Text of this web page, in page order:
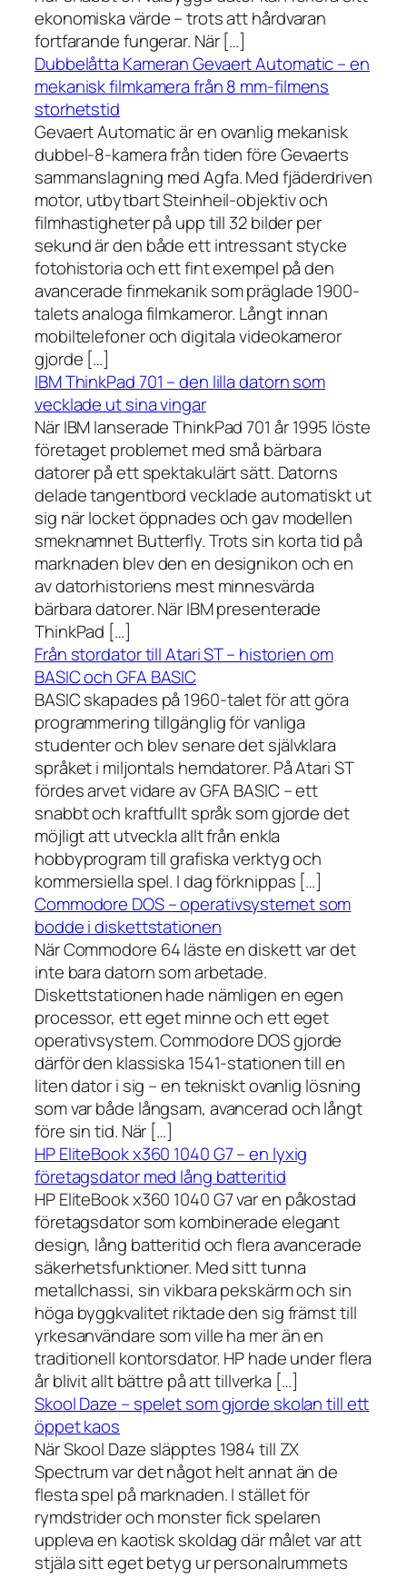
ekonomiska värde – trots att hårdvaran
fortfarande fungerar. När […]
Dubbelåtta Kameran Gevaert Automatic – en
mekanisk filmkamera från 8 mm-filmens
storhetstid
Gevaert Automatic är en ovanlig mekanisk
dubbel-8-kamera från tiden före Gevaerts
sammanslagning med Agfa. Med fjäderdriven
motor, utbytbart Steinheil-objektiv och
filmhastigheter på upp till 32 bilder per
sekund är den både ett intressant stycke
fotohistoria och ett fint exempel på den
avancerade finmekanik som präglade 1900-
talets analoga filmkameror. Långt innan
mobiltelefoner och digitala videokameror
gjorde […]
IBM ThinkPad 701 – den lilla datorn som
vecklade ut sina vingar
När IBM lanserade ThinkPad 701 år 1995 löste
företaget problemet med små bärbara
datorer på ett spektakulärt sätt. Datorns
delade tangentbord vecklade automatiskt ut
sig när locket öppnades och gav modellen
smeknamnet Butterfly. Trots sin korta tid på
marknaden blev den en designikon och en
av datorhistoriens mest minnesvärda
bärbara datorer. När IBM presenterade
ThinkPad […]
Från stordator till Atari ST – historien om
BASIC och GFA BASIC
BASIC skapades på 1960-talet för att göra
programmering tillgänglig för vanliga
studenter och blev senare det självklara
språket i miljontals hemdatorer. På Atari ST
fördes arvet vidare av GFA BASIC – ett
snabbt och kraftfullt språk som gjorde det
möjligt att utveckla allt från enkla
hobbyprogram till grafiska verktyg och
kommersiella spel. I dag förknippas […]
Commodore DOS – operativsystemet som
bodde i diskettstationen
När Commodore 64 läste en diskett var det
inte bara datorn som arbetade.
Diskettstationen hade nämligen en egen
processor, ett eget minne och ett eget
operativsystem. Commodore DOS gjorde
därför den klassiska 1541-stationen till en
liten dator i sig – en tekniskt ovanlig lösning
som var både långsam, avancerad och långt
före sin tid. När […]
HP EliteBook x360 1040 G7 – en lyxig
företagsdator med lång batteritid
HP EliteBook x360 1040 G7 var en påkostad
företagsdator som kombinerade elegant
design, lång batteritid och flera avancerade
säkerhetsfunktioner. Med sitt tunna
metallchassi, sin vikbara pekskärm och sin
höga byggkvalitet riktade den sig främst till
yrkesanvändare som ville ha mer än en
traditionell kontorsdator. HP hade under flera
år blivit allt bättre på att tillverka […]
Skool Daze – spelet som gjorde skolan till ett
öppet kaos
När Skool Daze släpptes 1984 till ZX
Spectrum var det något helt annat än de
flesta spel på marknaden. I stället för
rymdstrider och monster fick spelaren
uppleva en kaotisk skoldag där målet var att
stjäla sitt eget betyg ur personalrummets